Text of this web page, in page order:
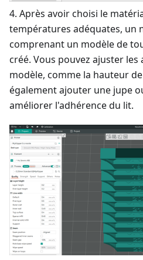
4. Après avoir choisi le
températures adéquates, un
comprenant un modèle de
créé. Vous pouvez ajuster
modèle, comme la hauteur
également ajouter une jupe
améliorer l'adhérence du lit.